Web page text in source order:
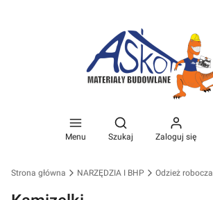
Menu
Otwórz wyszukiwarkę
Szukaj Zaloguj się
Strona główna NARZĘDZIA I BHP Odzież robocza